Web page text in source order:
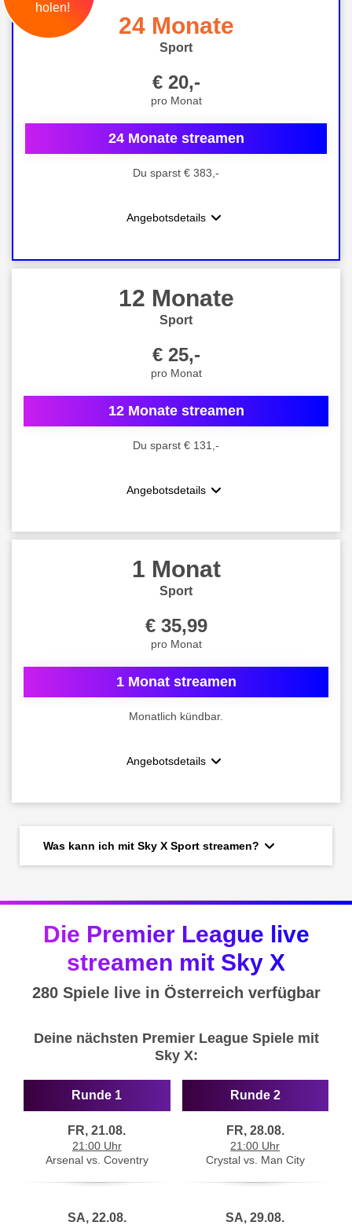
holen!
24 Monate
Sport
€ 20,-
pro Monat
24 Monate streamen
Du sparst € 383,-
Angebotsdetails
12 Monate
Sport
€ 25,-
pro Monat
12 Monate streamen
Du sparst € 131,-
Angebotsdetails
1 Monat
Sport
€ 35,99
pro Monat
1 Monat streamen
Monatlich kündbar.
Angebotsdetails
Was kann ich mit Sky X Sport streamen?
Die Premier League live
streamen mit Sky X
280 Spiele live in Österreich verfügbar
Deine nächsten Premier League Spiele mit
Sky X:
Runde 2
Runde 1
FR, 28.08.
21:00 Uhr
Crystal vs. Man City
SA, 29.08.
FR, 21.08.
21:00 Uhr
Arsenal vs. Coventry
SA, 22.08.